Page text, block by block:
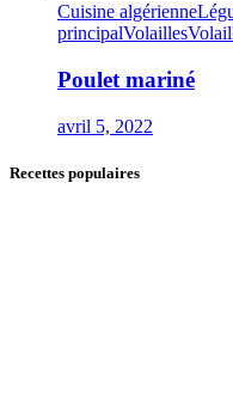
Cuisine algérienne
principalVolailles
Poulet mariné
avril 5, 2022
Recettes populaires